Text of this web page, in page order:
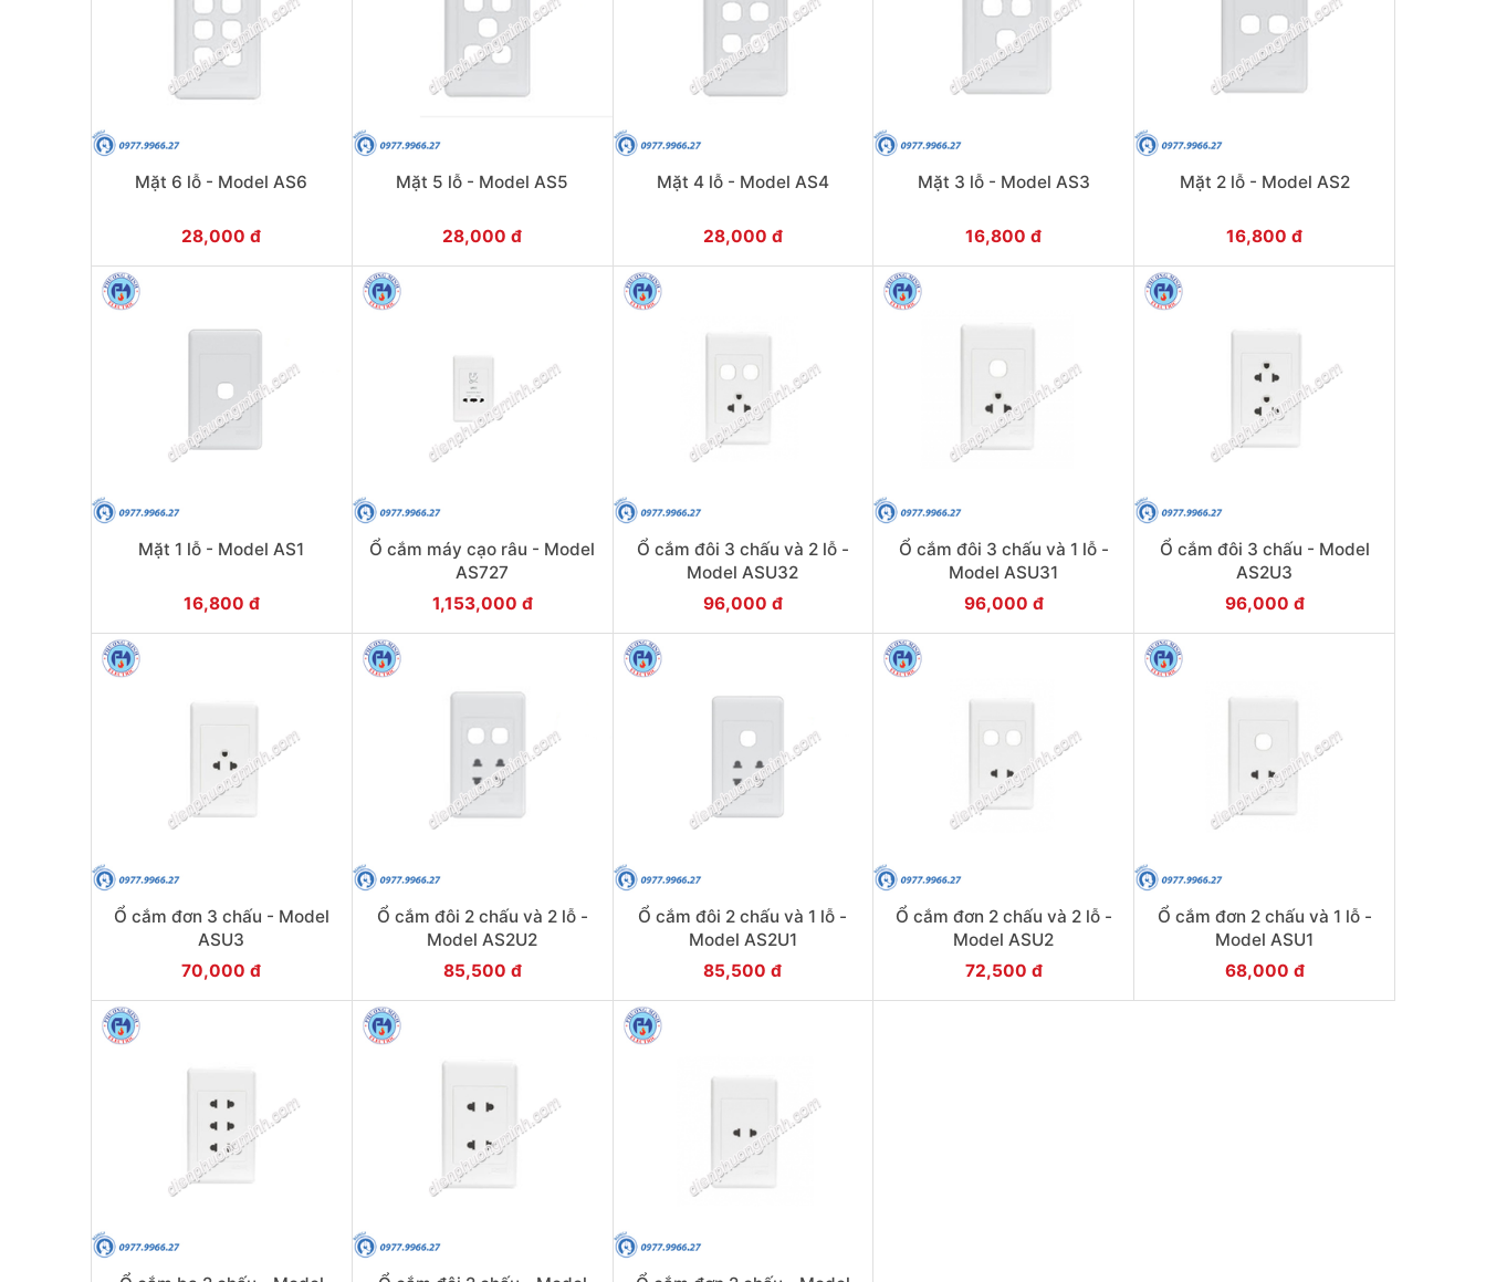
Mặt 6 lỗ - Model AS6
28,000 đ
Mặt 5 lỗ - Model AS5
28,000 đ
Mặt 4 lỗ - Model AS4
28,000 đ
Mặt 3 lỗ - Model AS3
16,800 đ
Mặt 2 lỗ - Model AS2
16,800 đ
Mặt 1 lỗ - Model AS1
16,800 đ
Ổ cắm máy cạo râu - Model
AS727
1,153,000 đ
Ổ cắm đôi 3 chấu và 2 lỗ -
Model ASU32
96,000 đ
Ổ cắm đôi 3 chấu và 1 lỗ -
Model ASU31
96,000 đ
Ổ cắm đôi 3 chấu - Model
AS2U3
96,000 đ
Ổ cắm đơn 3 chấu - Model
ASU3
70,000 đ
Ổ cắm đôi 2 chấu và 2 lỗ -
Model AS2U2
85,500 đ
Ổ cắm đôi 2 chấu và 1 lỗ -
Model AS2U1
85,500 đ
Ổ cắm đơn 2 chấu và 2 lỗ -
Model ASU2
72,500 đ
Ổ cắm đơn 2 chấu và 1 lỗ -
Model ASU1
68,000 đ